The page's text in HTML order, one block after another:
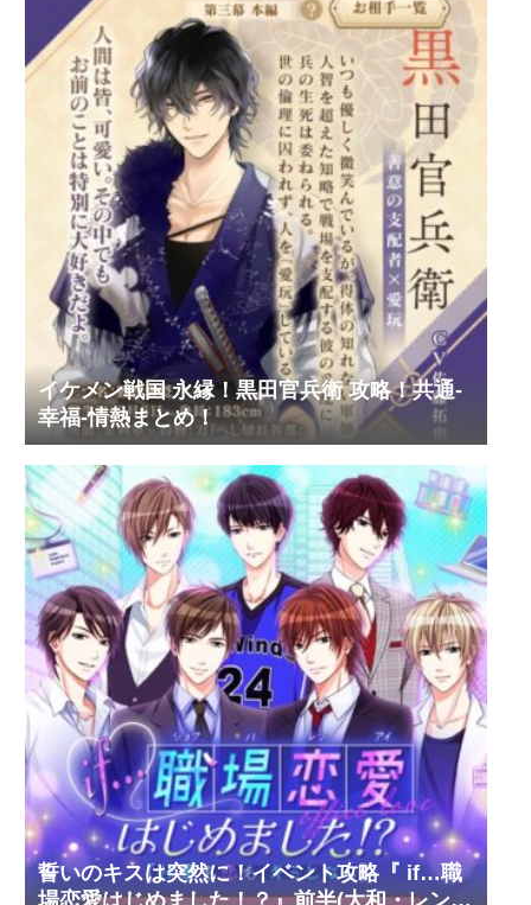
イケメン戦国 永縁！黒田官兵衛 攻略！共通-
幸福-情熱まとめ！
誓いのキスは突然に！イベント攻略『 if…職